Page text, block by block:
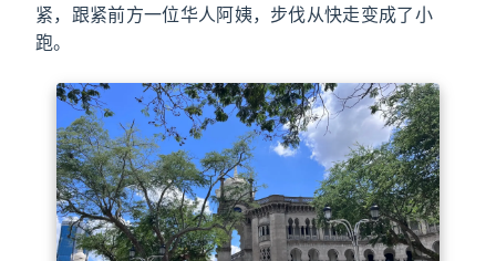
紧，跟紧前方一位华人阿姨，步伐从快走变成了小
跑。